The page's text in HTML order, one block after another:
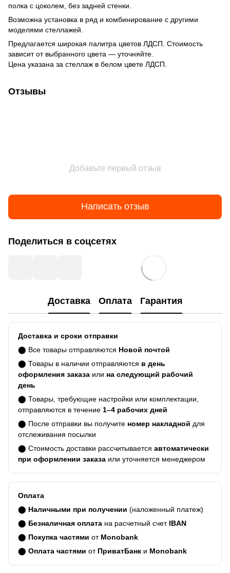
полка с цоколем, без задней стенки.
Возможна установка в ряд и комбинирование с другими
моделями стеллажей.
Предлагается широкая палитра цветов ЛДСП. Стоимость
зависит от выбранного цвета — уточняйте.
Цена указана за стеллаж в белом цвете ЛДСП.
Отзывы
Добавьте первый отзыв
Написать отзыв
Поделиться в соцсетях
Доставка Оплата Гарантия
Доставка и сроки отправки
⬤ Все товары отправляются Новой почтой
⬤ Товары в наличии отправляются в день
оформления заказа или на следующий рабочий
день
⬤ Товары, требующие настройки или комплектации,
отправляются в течение 1–4 рабочих дней
⬤ После отправки вы получите номер накладной для
отслеживания посылки
⬤ Стоимость доставки рассчитывается автоматически
при оформлении заказа или уточняется менеджером
Оплата
⬤ Наличными при получении (наложенный платеж)
⬤ Безналичная оплата на расчетный счет IBAN
⬤ Покупка частями от Monobank
⬤ Оплата частями от ПриватБанк и Monobank